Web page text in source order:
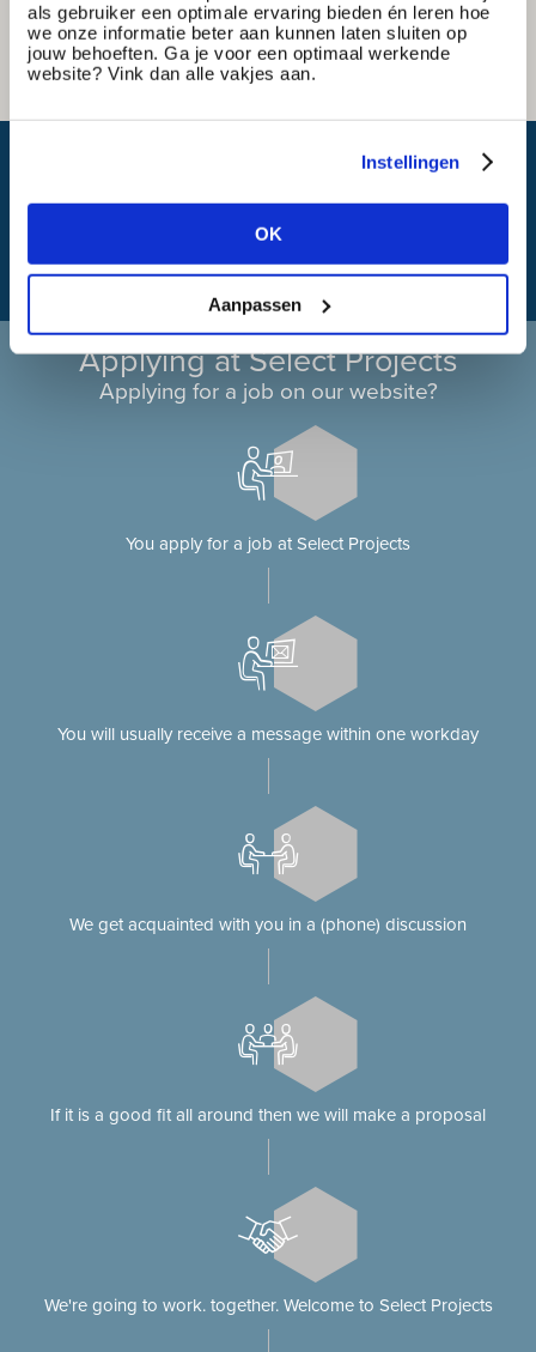
als gebruiker een optimale ervaring bieden én leren hoe
we onze informatie beter aan kunnen laten sluiten op
jouw behoeften. Ga je voor een optimaal werkende
website? Vink dan alle vakjes aan.
Instellingen
OK
Aanpassen
Applying at Select Projects
Applying for a job on our website?
You apply for a job at Select Projects
You will usually receive a message within one workday
We get acquainted with you in a (phone) discussion
If it is a good fit all around then we will make a proposal
We're going to work. together. Welcome to Select Projects